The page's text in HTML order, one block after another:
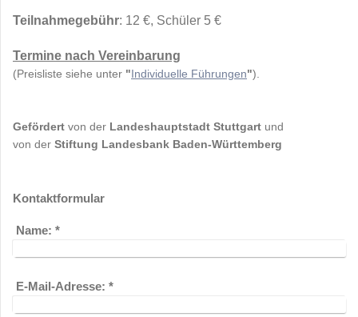
Teilnahmegebühr: 12 €, Schüler 5 €
Termine nach Vereinbarung
(Preisliste siehe unter "Individuelle Führungen").
Gefördert von der Landeshauptstadt Stuttgart und
von der Stiftung Landesbank Baden-Württemberg
Kontaktformular
Name: *
E-Mail-Adresse: *